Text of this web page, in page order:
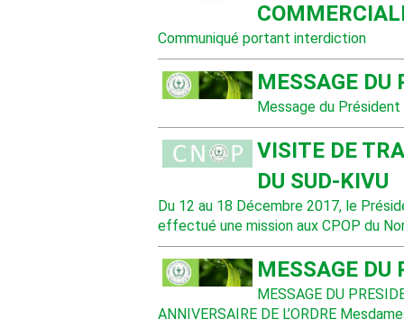
Communiqué portant interdiction
MESSAGE DU
Message du
VISITE DE
DU SUD-KIVU
Du 12 au 18 Décembre 2017, le
effectué une mission aux CPOP du
MESSAGE DU
MESSAGE DU
ANNIVERSAIRE DE L’ORDRE